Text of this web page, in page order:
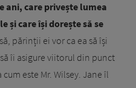
ani, care privește lumea
și care își dorește să se
părinții ei vor ca ea să își
îi asigure viitorul din punct
este Mr. Wilsey. Jane îl